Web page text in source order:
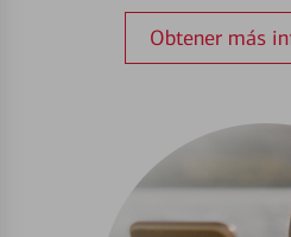
Obtener más